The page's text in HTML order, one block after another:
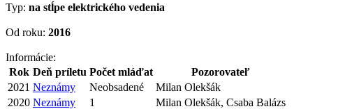
Typ: na stĺpe elektrického vedenia
Od roku: 2016
Informácie:
Rok Deň príletu Počet mláďat
Pozorovateľ
2021 Neznámy Neobsadené
Milan Olekšák
2020 Neznámy 1
Milan Olekšák, Csaba Balázs